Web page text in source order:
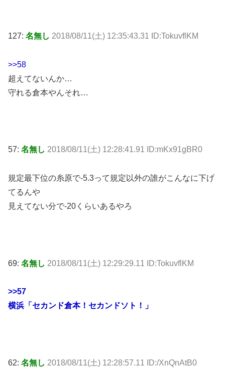
127: 名無し 2018/08/11(土) 12:35:43.31 ID:TokuvflKM
>>58
超えてないんか…
守れる倉本やんそれ…
57: 名無し 2018/08/11(土) 12:28:41.91 ID:mKx91gBR0
規定最下位の糸原で-5.3って規定以外の誰がこんなに下げ
てるんや
見えてない分で-20くらいあるやろ
69: 名無し 2018/08/11(土) 12:29:29.11 ID:TokuvflKM
>>57
横浜「セカンド倉本！セカンドソト！」
62: 名無し 2018/08/11(土) 12:28:57.11 ID:/XnQnAtB0